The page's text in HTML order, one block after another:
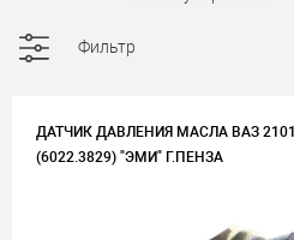
Фильтр
ДАТЧИК ДАВЛЕНИЯ МАСЛА ВАЗ
(6022.3829) "ЭМИ" Г.ПЕНЗА